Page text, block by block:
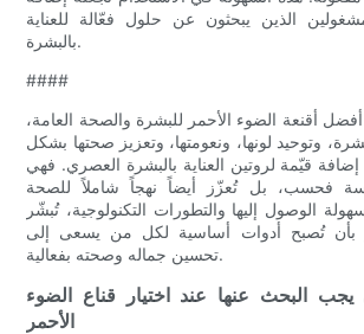
الذين يبحثون عن حلول فعّالة للعناية
بالبشرة.
####
أفضل أقنعة الضوء الأحمر للبشرة والصحة العامة،
وتوحيد لونها، ونعومتها، وتعزيز صحتها بشكل
إضافة قيّمة لروتين العناية بالبشرة العصري. فهي
فحسب، بل تُعزّز أيضاً نهجاً شاملاً للصحة
الوصول إليها والتطورات التكنولوجية، تُبشّر
بأن تُصبح أدوات أساسية لكل من يسعى إلى
تحسين جماله وصحته بفعالية.
يجب البحث عنها عند اختيار قناع الضوء
الأحمر